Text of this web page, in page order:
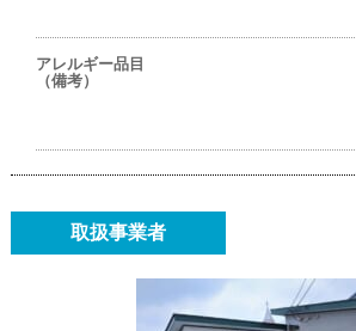
アレルギー品目
（備考）
取扱事業者